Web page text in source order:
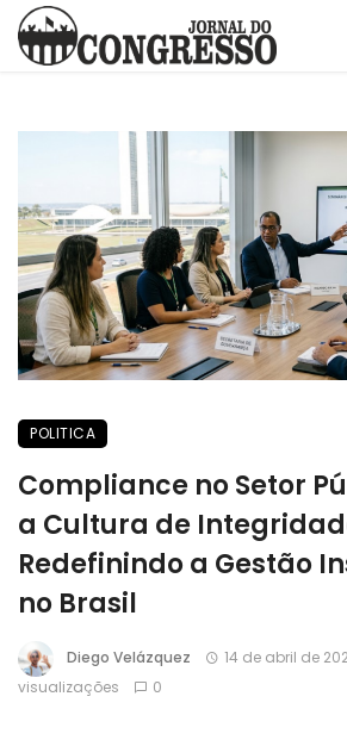
POLITICA
Compliance no Setor
a Cultura de
Redefinindo a Gestão
no Brasil
Diego Velázquez 14 de abril de
visualizações
0